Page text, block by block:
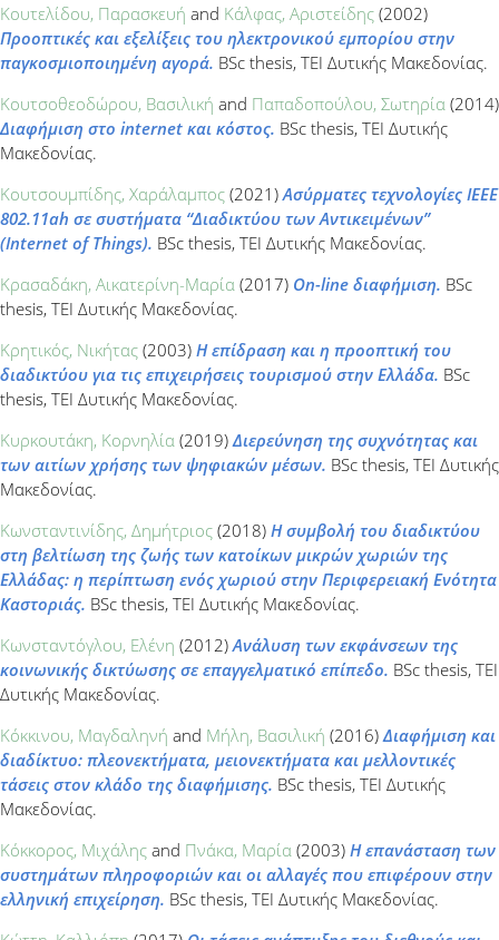
Κουτελίδου, Παρασκευή and Κάλφας, Αριστείδης (2002)
Προοπτικές και εξελίξεις του ηλεκτρονικού εμπορίου στην
παγκοσμιοποιημένη αγορά. BSc thesis, ΤΕΙ Δυτικής Μακεδονίας.
Κουτσοθεοδώρου, Βασιλική and Παπαδοπούλου, Σωτηρία (2014)
Διαφήμιση στο internet και κόστος. BSc thesis, ΤΕΙ Δυτικής
Μακεδονίας.
Κουτσουμπίδης, Χαράλαμπος (2021)Ασύρματες τεχνολογίες ΙΕΕΕ
802.11ah σε συστήματα “Διαδικτύου των Αντικειμένων”
(Internet of Τhings). BSc thesis, ΤΕΙ Δυτικής Μακεδονίας.
Κρασαδάκη, Αικατερίνη-Μαρία (2017) On-line διαφήμιση. BSc
thesis, ΤΕΙ Δυτικής Μακεδονίας.
Κρητικός, Νικήτας (2003) Η επίδραση και η προοπτική του
διαδικτύου για τις επιχειρήσεις τουρισμού στην Ελλάδα. BSc
thesis, ΤΕΙ Δυτικής Μακεδονίας.
Κυρκουτάκη, Κορνηλία (2019) Διερεύνηση της συχνότητας και
των αιτίων χρήσης των ψηφιακών μέσων. BSc thesis, ΤΕΙ Δυτικής
Μακεδονίας.
Κωνσταντινίδης, Δημήτριος (2018) Η συμβολή του διαδικτύου
στη βελτίωση της ζωής των κατοίκων μικρών χωριών της
Ελλάδας: η περίπτωση ενός χωριού στην Περιφερειακή Ενότητα
Καστοριάς. BSc thesis, ΤΕΙ Δυτικής Μακεδονίας.
Κωνσταντόγλου, Ελένη (2012)Ανάλυση των εκφάνσεων της
κοινωνικής δικτύωσης σε επαγγελματικό επίπεδο. BSc thesis, ΤΕΙ
Δυτικής Μακεδονίας.
Κόκκινου, Μαγδαληνή and Μήλη, Βασιλική (2016) Διαφήμιση και
διαδίκτυο: πλεονεκτήματα, μειονεκτήματα και μελλοντικές
τάσεις στον κλάδο της διαφήμισης. BSc thesis, ΤΕΙ Δυτικής
Μακεδονίας.
Κόκκορος, Μιχάλης and Πνάκα, Μαρία (2003) Η επανάσταση των
συστημάτων πληροφοριών και οι αλλαγές που επιφέρουν στην
ελληνική επιχείρηση. BSc thesis, ΤΕΙ Δυτικής Μακεδονίας.